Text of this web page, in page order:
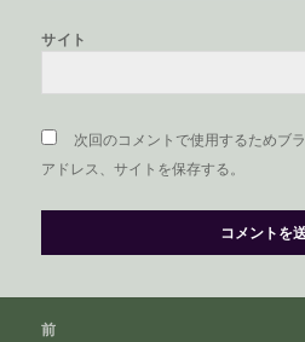
サイト
次回のコメントで使用するためブ
アドレス、サイトを保存する。
前